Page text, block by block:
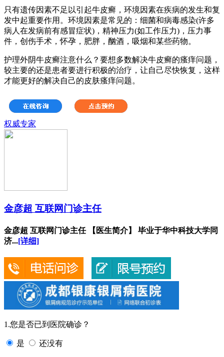
只有遗传因素不足以引起牛皮癣，环境因素在疾病的发生和复
发中起重要作用。环境因素是常见的：细菌和病毒感染(许多
病人在发病前有感冒症状)，精神压力(如工作压力)，压力事
件，创伤手术，怀孕，肥胖，酗酒，吸烟和某些药物。
护理外阴牛皮癣注意什么？要想多数解决牛皮癣的瘙痒问题，
较主要的还是患者要进行积极的治疗，让自己尽快恢复，这样
才能更好的解决自己的皮肤瘙痒问题。
权威专家
金彦超 互联网门诊主任
金彦超 互联网门诊主任 【医生简介】 毕业于华中科技大学同
济...[详细]
1.您是否已到医院确诊？
是 还没有